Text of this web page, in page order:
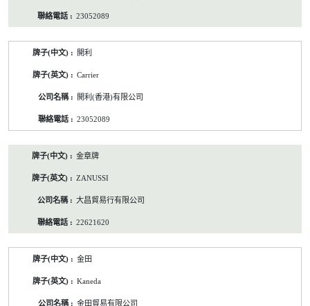
23052089
開利
Carrier
開利(香港)有限公司
23052089
金章牌
ZANUSSI
大昌貿易行有限公司
22621620
金田
Kaneda
金田貿易有限公司